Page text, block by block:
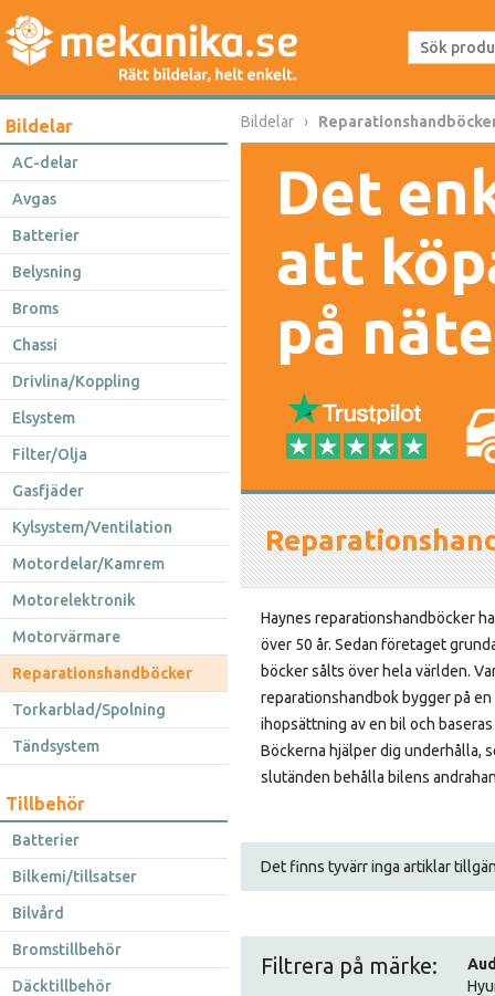
Bildelar
AC-delar
Avgas
Batterier
Belysning
Broms
Chassi
Drivlina/Koppling
Elsystem
Filter/Olja
Gasfjäder
Kylsystem/Ventilation
Motordelar/Kamrem
Motorelektronik
Motorvärmare
Reparationshandböcker
Torkarblad/Spolning
Tändsystem
Tillbehör
Batterier
Bilkemi/tillsatser
Bilvård
Bromstillbehör
Däcktillbehör
Bildelar
Det
att
på
Haynes reparationshandböcker
över 50 år. Sedan företaget
böcker sålts över hela världen.
reparationshandbok bygger på
ihopsättning av en bil och
Böckerna hjälper dig underhålla,
slutänden behålla bilens
Det finns tyvärr inga artiklar
Filtrera på märke: